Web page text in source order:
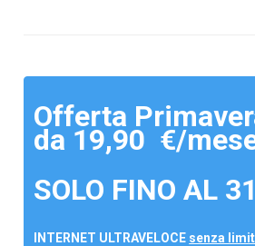
Offerta
da 19,90 €/
SOLO FINO AL
INTERNET ULTRAVELOCE senza